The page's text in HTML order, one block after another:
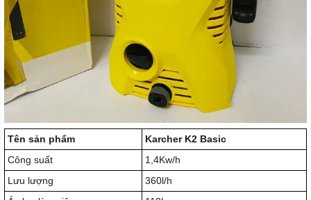
Tên sản phẩm
Karcher K2 Basic
Công suất
1,4Kw/h
Lưu lượng
360l/h